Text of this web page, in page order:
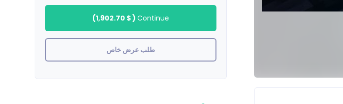
Continue
(
$ 1,902.70
)
طلب عرض خاص